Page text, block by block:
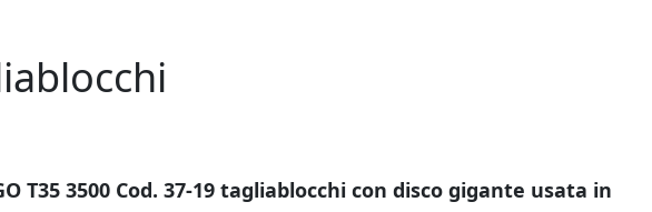
T35 3500 Cod. 37-19 tagliablocchi con disco gigante usata in